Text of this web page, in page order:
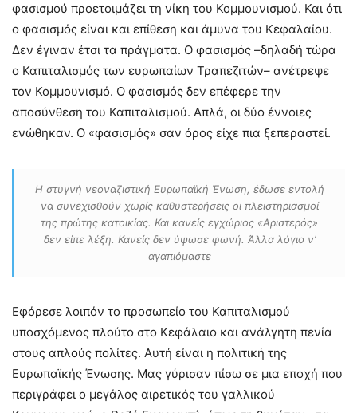
φασισμού προετοιμάζει τη νίκη του Κομμουνισμού. Και ότι
ο φασισμός είναι και επίθεση και άμυνα του Κεφαλαίου.
Δεν έγιναν έτσι τα πράγματα. Ο φασισμός –δηλαδή τώρα
ο Καπιταλισμός των ευρωπαίων Τραπεζιτών– ανέτρεψε
τον Κομμουνισμό. Ο φασισμός δεν επέφερε την
αποσύνθεση του Καπιταλισμού. Απλά, οι δύο έννοιες
ενώθηκαν. Ο «φασισμός» σαν όρος είχε πια ξεπεραστεί.
Η στυγνή νεοναζιστική Ευρωπαϊκή Ένωση, έδωσε εντολή
να συνεχισθούν χωρίς καθυστερήσεις οι πλειστηριασμοί
της πρώτης κατοικίας. Και κανείς εγχώριος «Αριστερός»
δεν είπε λέξη. Κανείς δεν ύψωσε φωνή. Άλλα λόγιο ν’
αγαπιόμαστε
Εφόρεσε λοιπόν το προσωπείο του Καπιταλισμού
υποσχόμενος πλούτο στο Κεφάλαιο και ανάλγητη πενία
στους απλούς πολίτες. Αυτή είναι η πολιτική της
Ευρωπαϊκής Ένωσης. Μας γύρισαν πίσω σε μια εποχή που
περιγράφει ο μεγάλος αιρετικός του γαλλικού